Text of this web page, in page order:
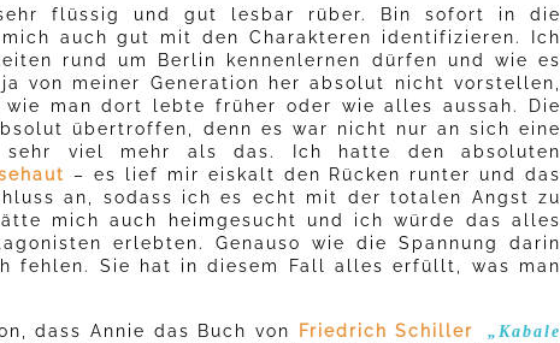
flüssig und gut lesbar rüber. Bin sofort in die
auch gut mit den Charakteren identifizieren. Ich
rund um Berlin kennenlernen dürfen und wie es
von meiner Generation her absolut nicht vorstellen,
man dort lebte früher oder wie alles aussah. Die
übertroffen, denn es war nicht nur an sich eine
sehr viel mehr als das. Ich hatte den absoluten
– es lief mir eiskalt den Rücken runter und das
an, sodass ich es echt mit der totalen Angst zu
mich auch heimgesucht und ich würde das alles
erlebten. Genauso wie die Spannung darin
fehlen. Sie hat in diesem Fall alles erfüllt, was man
dass Annie das Buch von Friedrich Schiller
„Kabale